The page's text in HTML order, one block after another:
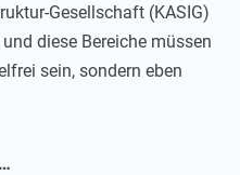
Gesellschaft (KASIG)
diese Bereiche müssen
sein, sondern eben